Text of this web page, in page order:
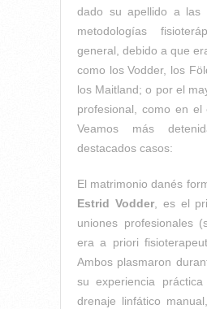
dado su apellido a las
metodologías
general, debido a que
como los Vodder, los
los Maitland; o por el
profesional, como en el
Veamos más
destacados casos:
El matrimonio danés
Estrid Vodder, es el
uniones profesionales
era a priori
Ambos plasmaron
su experiencia
drenaje linfático